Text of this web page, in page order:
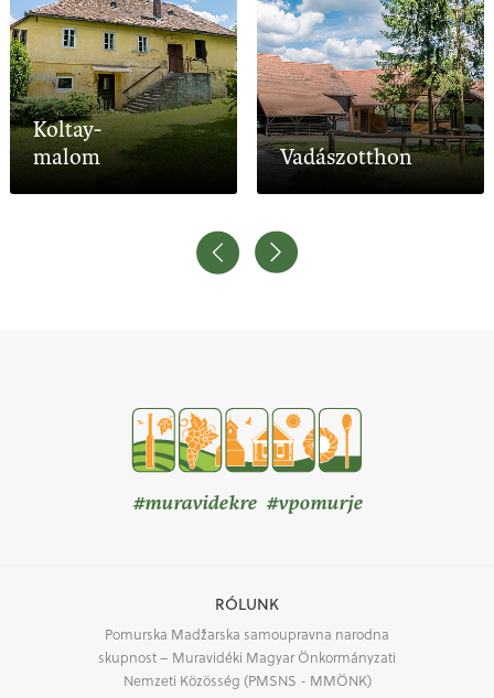
Koltay-
malom
Vadászotthon
#muravidekre #vpomurje
RÓLUNK
Pomurska Madžarska samoupravna narodna
skupnost – Muravidéki Magyar Önkormányzati
Nemzeti Közösség (PMSNS - MMÖNK)